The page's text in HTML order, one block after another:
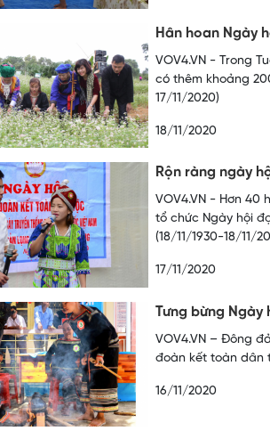
Hân hoan Ngày
VOV4.VN - Trong
có thêm khoảng
17/11/2020)
18/11/2020
Rộn ràng ngày
VOV4.VN - Hơn 40
tổ chức Ngày hội
(18/11/1930-18/11/
17/11/2020
Tưng bừng
VOV4.VN – Đông
đoàn kết toàn dân
16/11/2020